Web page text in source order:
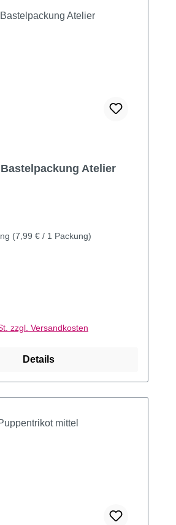
Atelier
(7,99 € / 1 Packung)
zzgl. Versandkosten
Details